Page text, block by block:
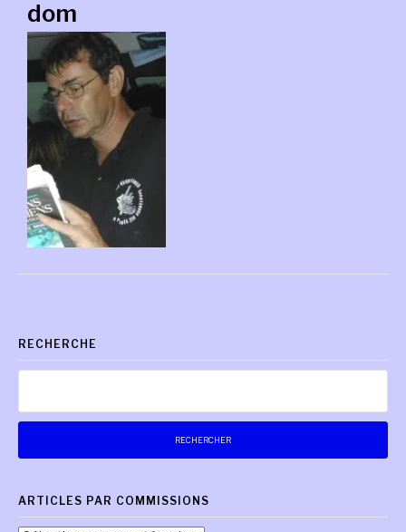
dom
RECHERCHE
ARTICLES PAR COMMISSIONS